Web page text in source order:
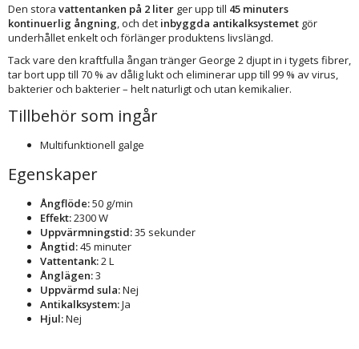
Den stora vattentanken på 2 liter ger upp till 45 minuters
kontinuerlig ångning , och det inbyggda antikalksystemet gör
underhållet enkelt och förlänger produktens livslängd.
Tack vare den kraftfulla ångan tränger George 2 djupt in i tygets fibrer,
tar bort upp till 70 % av dålig lukt och eliminerar upp till 99 % av virus,
bakterier och bakterier – helt naturligt och utan kemikalier.
Tillbehör som ingår
Multifunktionell galge
Egenskaper
Ångflöde:50 g/min
Effekt:2300 W
Uppvärmningstid:35 sekunder
Ångtid:45 minuter
Vattentank:2 L
Ånglägen:3
Uppvärmd sula:Nej
Antikalksystem:Ja
Hjul:Nej